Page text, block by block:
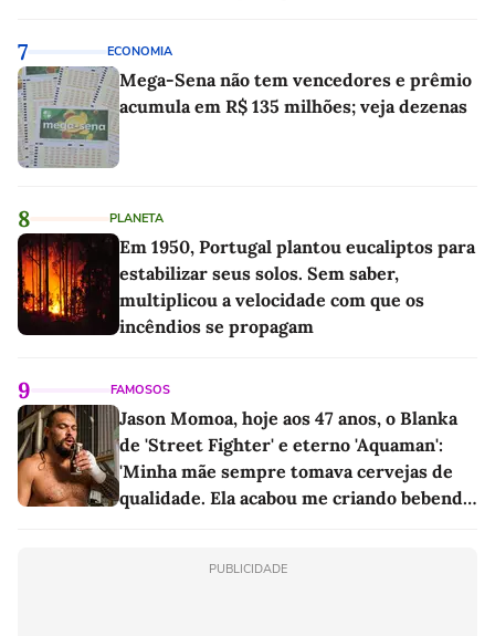
7 ECONOMIA
Mega-Sena não tem vencedores e prêmio
acumula em R$ 135 milhões; veja dezenas
8 PLANETA
Em 1950, Portugal plantou eucaliptos para
estabilizar seus solos. Sem saber,
multiplicou a velocidade com que os
incêndios se propagam
9 FAMOSOS
Jason Momoa, hoje aos 47 anos, o Blanka
de 'Street Fighter' e eterno 'Aquaman':
'Minha mãe sempre tomava cervejas de
qualidade. Ela acabou me criando bebendo
PUBLICIDADE